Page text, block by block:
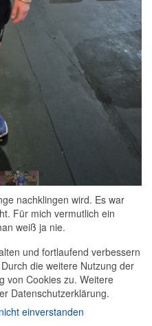
nachklingen wird. Es war
Für mich vermutlich ein
weiß ja nie.
und fortlaufend verbessern
die weitere Nutzung der
von Cookies zu. Weitere
Datenschutzerklärung.
einverstanden